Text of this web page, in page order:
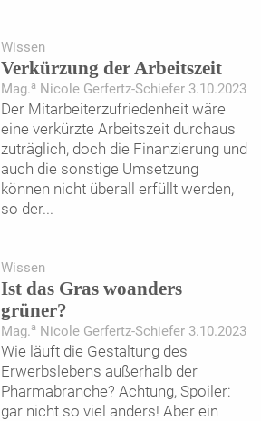
Wissen
Verkürzung der Arbeitszeit
Mag.a Nicole Gerfertz-Schiefer 3.10.2023
Der Mitarbeiterzufriedenheit wäre
eine verkürzte Arbeitszeit durchaus
zuträglich, doch die Finanzierung und
auch die sonstige Umsetzung
können nicht überall erfüllt werden,
so der...
Wissen
Ist das Gras woanders
grüner?
Mag.a Nicole Gerfertz-Schiefer 3.10.2023
Wie läuft die Gestaltung des
Erwerbslebens außerhalb der
Pharmabranche? Achtung, Spoiler:
gar nicht so viel anders! Aber ein